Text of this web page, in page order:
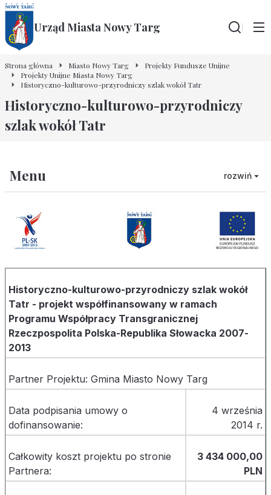
Urząd Miasta Nowy Targ
Strona główna Miasto Nowy Targ
Projekty Fundusze Unijne
Projekty Unijne Miasta Nowy Targ
Historyczno-kulturowo-przyrodniczy szlak wokół Tatr
Historyczno-kulturowo-przyrodniczy
szlak wokół Tatr
Menu rozwiń
Historyczno-kulturowo-przyrodniczy szlak wokół
Tatr - projekt współfinansowany w ramach
Programu Współpracy Transgranicznej
Rzeczpospolita Polska-Republika Słowacka 2007-
2013
Partner Projektu: Gmina Miasto Nowy Targ
Data podpisania umowy o
dofinansowanie:
4 września
2014 r.
Całkowity koszt projektu po stronie
Partnera:
3 434 000,00
PLN